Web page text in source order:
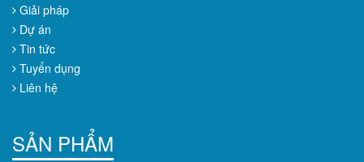
Giải pháp
Dự án
Tin tức
Tuyển dụng
Liên hệ
SẢN PHẨM